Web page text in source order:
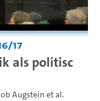
17
als politisc
Augstein et al.